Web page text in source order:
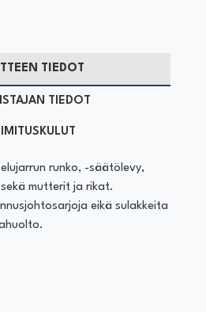
TIEDOT
TIEDOT
runko, -säätölevy,
mutterit ja rikat.
eikä sulakkeita